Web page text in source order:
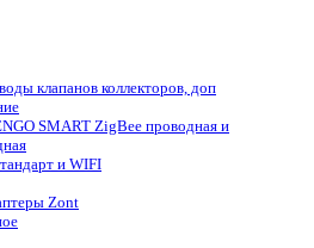
клапанов коллекторов, доп
SMART ZigBee проводная и
и WIFI
Zont